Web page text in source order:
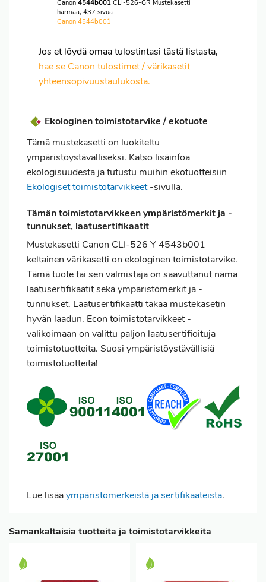
Canon 4544b001 CLI-526-GR Mustekasetti
harmaa, 437 sivua
Canon 4544b001
Jos et löydä omaa tulostintasi tästä listasta,
hae se Canon tulostimet / värikasetit
yhteensopivuustaulukosta.
Ekologinen toimistotarvike / ekotuote
Tämä mustekasetti on luokiteltu
ympäristöystävälliseksi. Katso lisäinfoa
ekologisuudesta ja tutustu muihin ekotuotteisiin
Ekologiset toimistotarvikkeet-sivulla.
Tämän toimistotarvikkeen ympäristömerkit ja -
tunnukset, laatusertifikaatit
Mustekasetti Canon CLI-526 Y 4543b001
keltainen värikasetti on ekologinen toimistotarvike.
Tämä tuote tai sen valmistaja on saavuttanut nämä
laatusertifikaatit sekä ympäristömerkit ja -
tunnukset. Laatusertifikaatti takaa mustekasetin
hyvän laadun. Econ toimistotarvikkeet -
valikoimaan on valittu paljon laatusertifioituja
toimistotuotteita. Suosi ympäristöystävällisiä
toimistotuotteita!
Lue lisääympäristömerkeistä ja sertifikaateista.
Samankaltaisia tuotteita ja toimistotarvikkeita